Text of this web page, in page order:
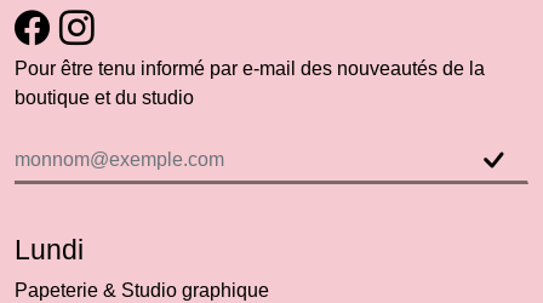
Pour être tenu informé par e-mail des nouveautés de la
boutique et du studio
Lundi
Papeterie & Studio graphique